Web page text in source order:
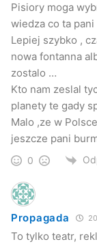
Pisiory moga
wiedza co ta
Lepiej szybko ,
nowa fontanna
zostalo …
Kto nam zeslal
planety te gady
Malo ,ze w
jeszcze pani
0
Propagada
To tylko teatr,